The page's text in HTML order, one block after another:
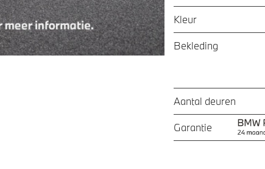
Kleur
Bekleding
Aantal deuren
Garantie